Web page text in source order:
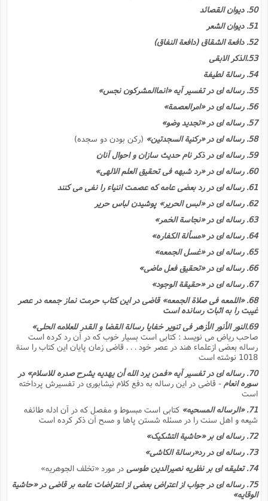
50. دیوان القصائد
51. دیوان الشعر
52. دافعة الشقاق (دافعة النفاق)
53.الذکر الابقى
54. رسالة لطیفة
55. رساله اى در تفسیر آیه «انماالمشرکون نجس»
56. رساله اى در «امرالعصمة»
57. رساله اى در «تجدید وضو»
58. رساله اى در «رکنیة السجدتین»
(رکن بودن دو سجده)
59. رساله اى در ذکر نام حدیث سازان و احوال آنان
60. رساله اى در «رد شبهه فى تحقیق العلم الالهى»
61. رساله اى در رد بعضى عامه که عصمت اننیاء را نفى مى کنند
62. رساله اى در «لبس الحریر» پوشیدن لباس حریر
63. رساله اى در «نجاسة الخمر»
64. رساله اى در «مسألة الکفاره»
65. رساله اى در «غسل الجمعه»
66. رساله اى در «تحقیق فعل ماضى»
67. رساله اى در «حقیقة الوجود»
68. «اللمعه فى صلاة الجمعه» قاضى در این کتاب حرمت نماز جمعه در عصر
غیبت را به اثبات رسانده است
69.النور الأنور الأزهر فى تنویر خفایا رسالة القضا و القدر للعلامه الحلى»
صاحب ریاض مى نویسد : کتابى است بسیار خوب که در آن رد کرده است
رساله بعضى ازعلماء هند در عصر خود . . . قاضى زمان پایان این کتاب را سنة
1018 نوشته است
70. رساله اى در تفسیر آیه «فمن یرد الله أن یهدیه یشرح صدره للاسلام» در
سوره انعام- قاضى در این رساله به دفع کلام نیشابورى در تفسیرش پرداخته
است
71. «الرساله المسحیه»
کتابى است مبسوط و مفصل که در آن ادله طائفه
شیعه و اهل سنت را در مسئله شستن پاها و مسح آن ذکر کرده است
72. رساله اى بر «حاشیة التشکیک»
73. رساله اى در رد«رسالة الکاشى»
74. تعلیقه اى بر نظریه نصیرالدین طوسى
در مورد «تخلف الجوهریه»
75. رساله اى در جواب از اعتراض بعضى از اعتراضات عامه بر قاضى در «حاشیة
الوقایه»